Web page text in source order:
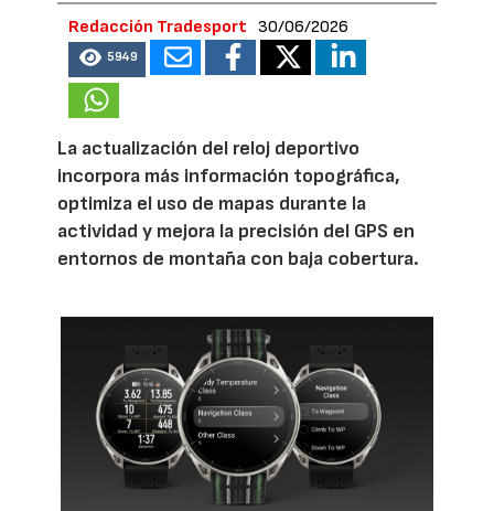
Redacción Tradesport 30/06/2026
5949
La actualización del reloj deportivo
incorpora más información topográfica,
optimiza el uso de mapas durante la
actividad y mejora la precisión del GPS en
entornos de montaña con baja cobertura.